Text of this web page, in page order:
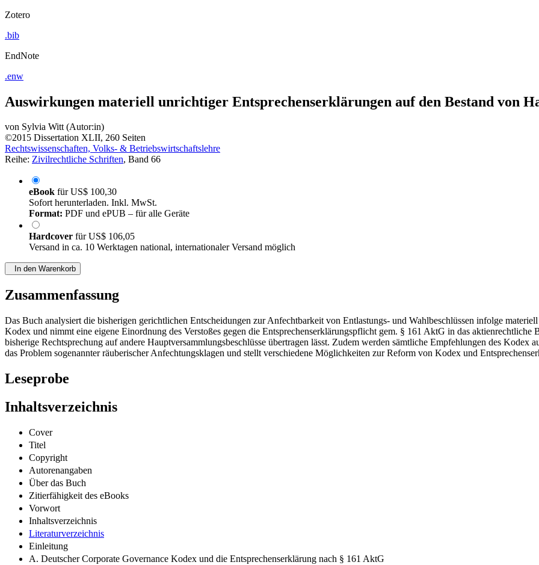
Zotero
.bib
EndNote
.enw
Auswirkungen materiell unrichtiger Entsprechenserklärungen auf den Bestand von
von Sylvia Witt (Autor:in)
©2015 Dissertation XLII, 260 Seiten
Rechtswissenschaften, Volks- & Betriebswirtschaftslehre
Reihe: Zivilrechtliche Schriften, Band 66
eBook fürUS$ 100,30
Sofort herunterladen. Inkl. MwSt.
Format: PDF und ePUB – für alle Geräte
Hardcover fürUS$ 106,05
Versand in ca. 10 Werktagen national, internationaler Versand möglich
In den Warenkorb
Zusammenfassung
Das Buch analysiert die bisherigen gerichtlichen Entscheidungen zur Anfechtbarkeit von Entlastungs- und Wahlbeschlüssen infolge
Kodex und nimmt eine eigene Einordnung des Verstoßes gegen die Entsprechenserklärungspflicht gem. § 161 AktG in das
bisherige Rechtsprechung auf andere Hauptversammlungsbeschlüsse übertragen lässt. Zudem werden sämtliche Empfehlungen des
das Problem sogenannter räuberischer Anfechtungsklagen und stellt verschiedene Möglichkeiten zur Reform von Kodex und
Leseprobe
Inhaltsverzeichnis
Cover
Titel
Copyright
Autorenangaben
Über das Buch
Zitierfähigkeit des eBooks
Vorwort
Inhaltsverzeichnis
Literaturverzeichnis
Einleitung
A. Deutscher Corporate Governance Kodex und die Entsprechenserklärung nach § 161 AktG